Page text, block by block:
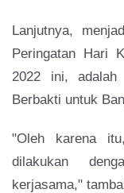
Lanjutnya,
Peringatan Hari
2022 ini, adalah
Berbakti untuk
"Oleh karena
dilakukan
kerjasama,"